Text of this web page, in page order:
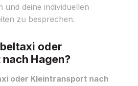
und deine individuellen
zu besprechen.
oder
Hagen?
oder Kleintransport nach